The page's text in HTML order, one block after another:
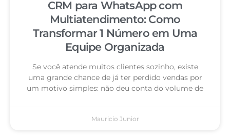
CRM para WhatsApp com
Multiatendimento: Como
Transformar 1 Número em Uma
Equipe Organizada
Se você atende muitos clientes sozinho, existe
uma grande chance de já ter perdido vendas por
um motivo simples: não deu conta do volume de
Mauricio Junior